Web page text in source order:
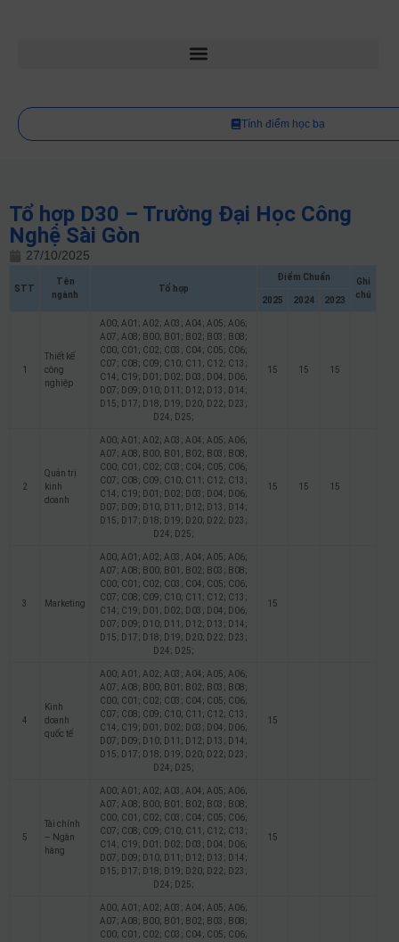
Tính điểm học bạ
Tổ hợp D30 – Trường Đại Học Công
Nghệ Sài Gòn
27/10/2025
STT
Tên
ngành
Tổ hợp
Điểm Chuẩn
Ghi
chú
2025 2024 2023
1
Thiết kế
công
nghiệp
A00; A01; A02; A03; A04; A05; A06;
A07; A08; B00; B01; B02; B03; B08;
C00; C01; C02; C03; C04; C05; C06;
C07; C08; C09; C10; C11; C12; C13;
C14; C19; D01; D02; D03; D04; D06;
D07; D09; D10; D11; D12; D13; D14;
D15; D17; D18; D19; D20; D22; D23;
D24; D25;
15 15 15
2
Quản trị
kinh
doanh
A00; A01; A02; A03; A04; A05; A06;
A07; A08; B00; B01; B02; B03; B08;
C00; C01; C02; C03; C04; C05; C06;
C07; C08; C09; C10; C11; C12; C13;
C14; C19; D01; D02; D03; D04; D06;
D07; D09; D10; D11; D12; D13; D14;
D15; D17; D18; D19; D20; D22; D23;
D24; D25;
15 15 15
3 Marketing
A00; A01; A02; A03; A04; A05; A06;
A07; A08; B00; B01; B02; B03; B08;
C00; C01; C02; C03; C04; C05; C06;
C07; C08; C09; C10; C11; C12; C13;
C14; C19; D01; D02; D03; D04; D06;
D07; D09; D10; D11; D12; D13; D14;
D15; D17; D18; D19; D20; D22; D23;
D24; D25;
15
4
Kinh
doanh
quốc tế
A00; A01; A02; A03; A04; A05; A06;
A07; A08; B00; B01; B02; B03; B08;
C00; C01; C02; C03; C04; C05; C06;
C07; C08; C09; C10; C11; C12; C13;
C14; C19; D01; D02; D03; D04; D06;
D07; D09; D10; D11; D12; D13; D14;
D15; D17; D18; D19; D20; D22; D23;
D24; D25;
15
5
Tài chính
– Ngân
hàng
A00; A01; A02; A03; A04; A05; A06;
A07; A08; B00; B01; B02; B03; B08;
C00; C01; C02; C03; C04; C05; C06;
C07; C08; C09; C10; C11; C12; C13;
C14; C19; D01; D02; D03; D04; D06;
D07; D09; D10; D11; D12; D13; D14;
D15; D17; D18; D19; D20; D22; D23;
D24; D25;
15
A00; A01; A02; A03; A04; A05; A06;
A07; A08; B00; B01; B02; B03; B08;
C00; C01; C02; C03; C04; C05; C06;